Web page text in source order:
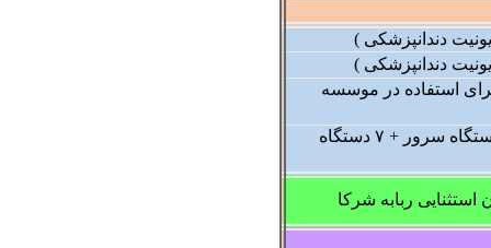
دندانپزشکی )
دندانپزشکی )
استفاده در موسسه
تجهیز لابراتوار کامپیوتر ( ۲ دستگاه سرور + ۷ دستگاه
ربابه شرکا